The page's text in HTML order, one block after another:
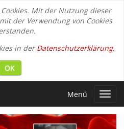
Mit der Nutzung dieser
der Verwendung von Cookies
in derDatenschutzerklärung.
OK
Menü